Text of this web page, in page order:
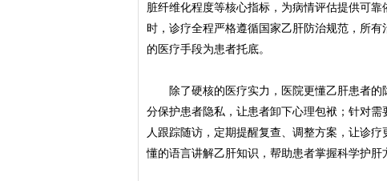
脏纤维化程度等核心指标，为病情评估提供可
时，诊疗全程严格遵循国家乙肝防治规范，所
的医疗手段为患者托底。
除了硬核的医疗实力，医院更懂乙肝患者的
分保护患者隐私，让患者卸下心理包袱；针对
人跟踪随访，定期提醒复查、调整方案，让诊
懂的语言讲解乙肝知识，帮助患者掌握科学护肝